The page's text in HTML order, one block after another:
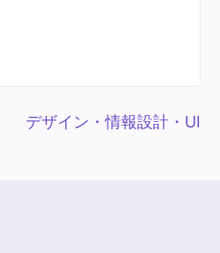
デザイン・情報設計・UI